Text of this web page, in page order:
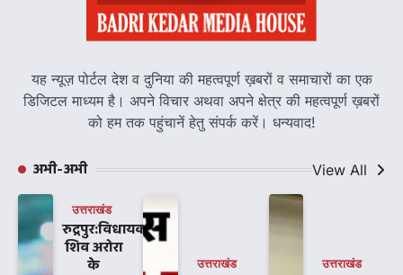
यह न्यूज़ पोर्टल देश व दुनिया की महत्वपूर्ण ख़बरों व समाचारों का एक
डिजिटल माध्यम है। अपने विचार अथवा अपने क्षेत्र की महत्वपूर्ण ख़बरों
को हम तक पहुंचानें हेतु संपर्क करें। धन्यवाद!
अभी-अभी View All
उत्तराखंड
रुद्रपुर:विधायक
शिव अरोरा
के
उत्तराखंड उत्तराखंड